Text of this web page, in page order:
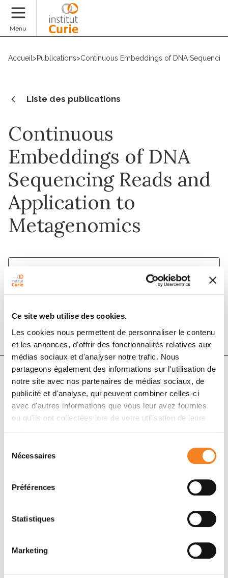
Ce site web utilise des cookies.
Les cookies nous permettent de personnaliser le contenu
et les annonces, d'offrir des fonctionnalités relatives aux
médias sociaux et d'analyser notre trafic. Nous
partageons également des informations sur l'utilisation de
notre site avec nos partenaires de médias sociaux, de
publicité et d'analyse, qui peuvent combiner celles-ci
avec d'autres informations que vous leur avez fournies
ou qu'ils ont collectées lors de votre utilisation de leurs
Nécessaires
Préférences
Statistiques
Marketing
Menu
Accueil >Publications>Continuous Embeddings of DNA
Liste des publications
Continuous
Embeddings of DNA
Sequencing Reads and
Application to
Metagenomics
1 juin 2019
Journal of Computational Biology
DOI :10.1089/cmb.2018.0174
Auteurs
Romain Menegaux, Jean-Philippe Vert